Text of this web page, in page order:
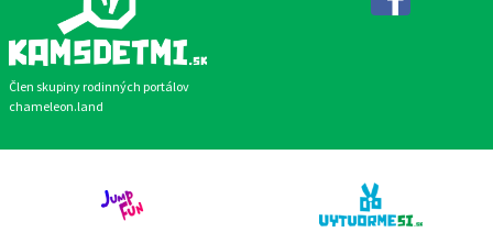
Člen skupiny rodinných portálov
chameleon.land